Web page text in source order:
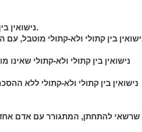
נישואין בין שני קתולים בכנסייה הם תקפים ותקדישיים.
בין קתולי ולא-קתולי מוטבל,
נישואין בין קתולי ולא-קתולי
נישואין בין קתולי ולא-קתולי ללא
שרשאי להתחתן, המתגורר עם אדם